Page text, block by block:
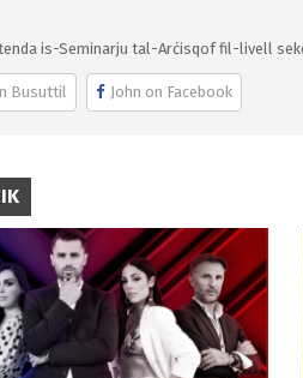
is-Seminarju tal-Arċisqof fil-livell
Busuttil John on Facebook